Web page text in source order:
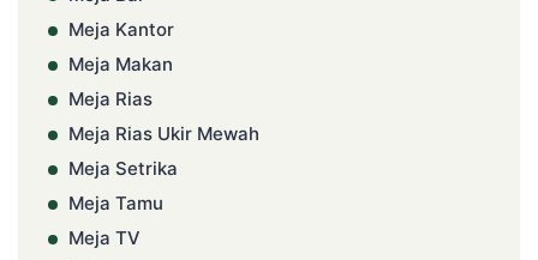
Meja Kantor
Meja Makan
Meja Rias
Meja Rias Ukir Mewah
Meja Setrika
Meja Tamu
Meja TV